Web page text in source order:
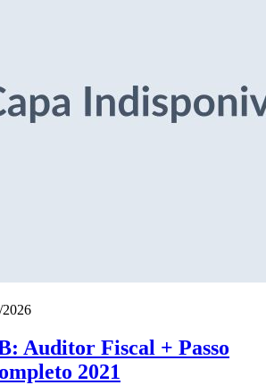
Auditor Fiscal + Passo
2021